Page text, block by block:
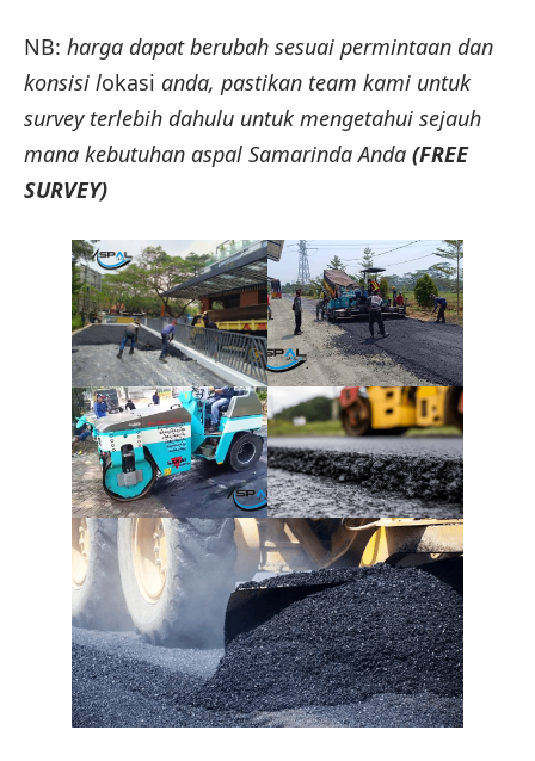
NB: harga dapat berubah sesuai permintaan dan
konsisi lokasi anda, pastikan team kami untuk
survey terlebih dahulu untuk mengetahui sejauh
mana kebutuhan aspal Samarinda Anda (FREE
SURVEY)